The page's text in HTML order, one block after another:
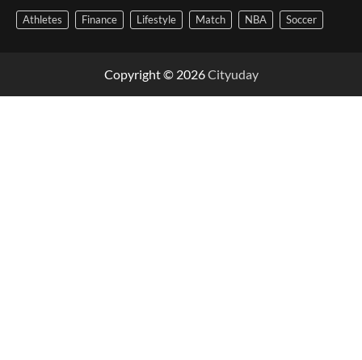
Athletes Finance Lifestyle Match NBA Soccer
Copyright © 2026Cityuday